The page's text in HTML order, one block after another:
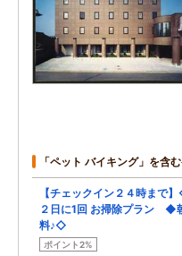
「ペット バイキング」を含
【チェックイン２４時ま
２日に1回 お掃除プラン ◆
料♪◇
ポイント2%